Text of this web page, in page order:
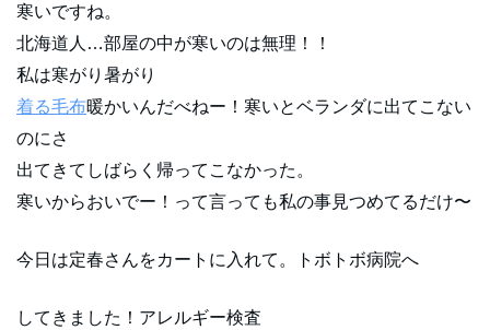
寒いですね。
北海道人…部屋の中が寒いのは無理！！
私は寒がり暑がり
着る毛布暖かいんだべねー！寒いとベランダに出てこない
のにさ
出てきてしばらく帰ってこなかった。
寒いからおいでー！って言っても私の事見つめてるだけ〜
今日は定春さんをカートに入れて。トボトボ病院へ
してきました！アレルギー検査